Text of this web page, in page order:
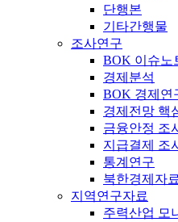
단행본
기타간행물
조사연구
BOK 이슈노
경제분석
BOK 경제연
경제전망 핵
금융안정 조
지급결제 조
통계연구
북한경제자료
지역연구자료
주력산업 모